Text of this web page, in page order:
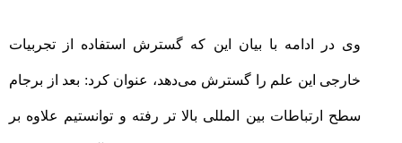
وی در ادامه با بیان این که گسترش استفاده از تجربیات
خارجی این علم را گسترش می‌دهد، عنوان کرد: بعد از برجام
سطح ارتباطات بین المللی بالا تر رفته و توانستیم علاوه بر